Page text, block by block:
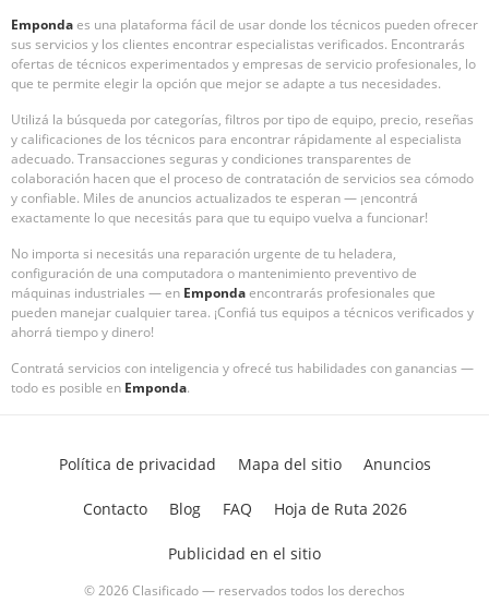
Empondaes una plataforma fácil de usar donde los técnicos pueden ofrecer
sus servicios y los clientes encontrar especialistas verificados. Encontrarás
ofertas de técnicos experimentados y empresas de servicio profesionales, lo
que te permite elegir la opción que mejor se adapte a tus necesidades.
Utilizá la búsqueda por categorías, filtros por tipo de equipo, precio, reseñas
y calificaciones de los técnicos para encontrar rápidamente al especialista
adecuado. Transacciones seguras y condiciones transparentes de
colaboración hacen que el proceso de contratación de servicios sea cómodo
y confiable. Miles de anuncios actualizados te esperan — ¡encontrá
exactamente lo que necesitás para que tu equipo vuelva a funcionar!
No importa si necesitás una reparación urgente de tu heladera,
configuración de una computadora o mantenimiento preventivo de
máquinas industriales — en Empondaencontrarás profesionales que
pueden manejar cualquier tarea. ¡Confiá tus equipos a técnicos verificados y
ahorrá tiempo y dinero!
Contratá servicios con inteligencia y ofrecé tus habilidades con ganancias —
todo es posible en Emponda.
© 2026 Clasificado — reservados todos los derechos
Política de privacidad Mapa del sitio Anuncios
Contacto Blog FAQ Hoja de Ruta 2026
Publicidad en el sitio